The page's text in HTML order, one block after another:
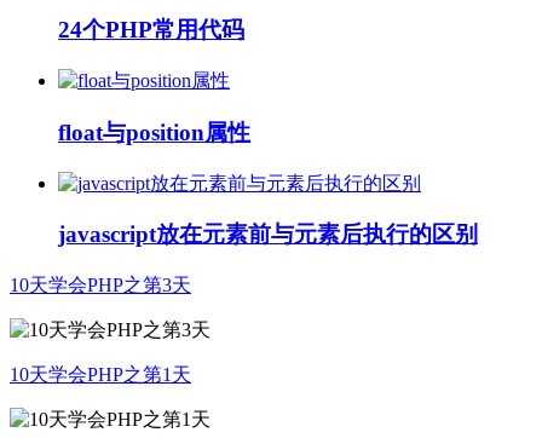
24个PHP常用代码
float与position属性
javascript放在元素前与元素后执行的区别
10天学会PHP之第3天
10天学会PHP之第1天